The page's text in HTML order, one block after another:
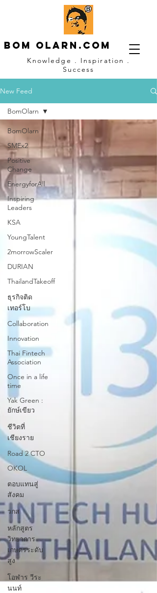
Bom OLARN.com
Knowledge . Inspiration .
Success
New Feed
BomOlarn
SMEx2
Positive
Change
EnergyforAll
Inspiring
Leaders
KSA
YoungTalent
2morrowScaler
DURIAN
ThailandTakeoff
ธุรกิจติด
เทอร์โบ
Collaboration
Innovation
Thai Fintech
Association
Once in a life
time
Yak Green :
ยักษ์เขียว
ชีวิตที่
เชียงราย
Road 2 CTO
OKOL
ตอบแทนสู่
สังคม
วกส
หลักสูตร
วิทยาการ
เกษตรระดับ
สูง
โอฬาร วีระ
นนท์
BomOlarn